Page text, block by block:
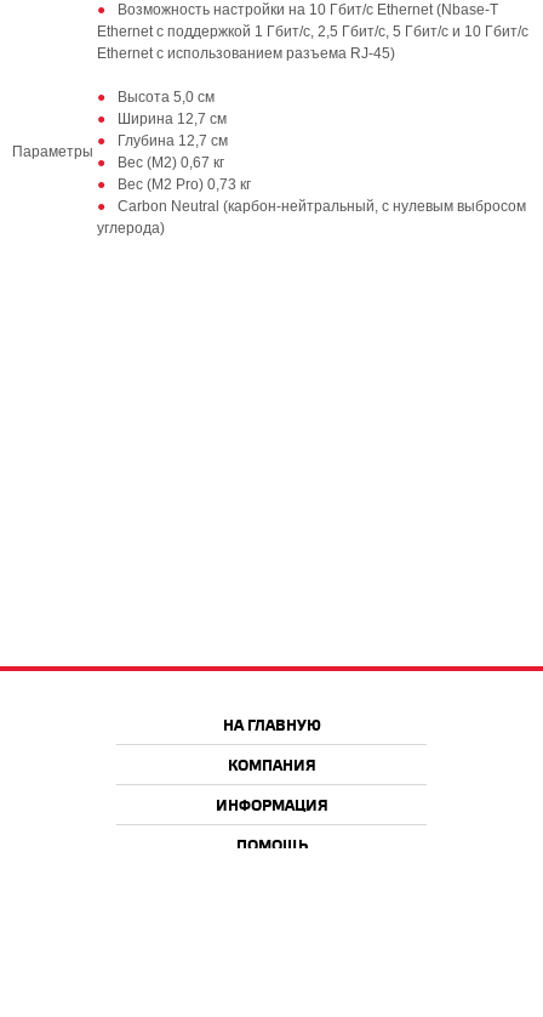
Возможность настройки на 10 Гбит/с Ethernet (Nbase-T
Ethernet с поддержкой 1 Гбит/с, 2,5 Гбит/с, 5 Гбит/с и 10 Гбит/с
Ethernet с использованием разъема RJ-45)
Параметры
Высота 5,0 см
Ширина 12,7 см
Глубина 12,7 см
Вес (M2) 0,67 кг
Вес (M2 Pro) 0,73 кг
Carbon Neutral (карбон-нейтральный, с нулевым выбросом
углерода)
НА ГЛАВНУЮ
КОМПАНИЯ
ИНФОРМАЦИЯ
ПОМОЩЬ